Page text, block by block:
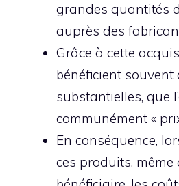
grandes quantités
auprès des
Grâce à cette
bénéficient souvent
substantielles, que
communément «
En conséquence,
ces produits,